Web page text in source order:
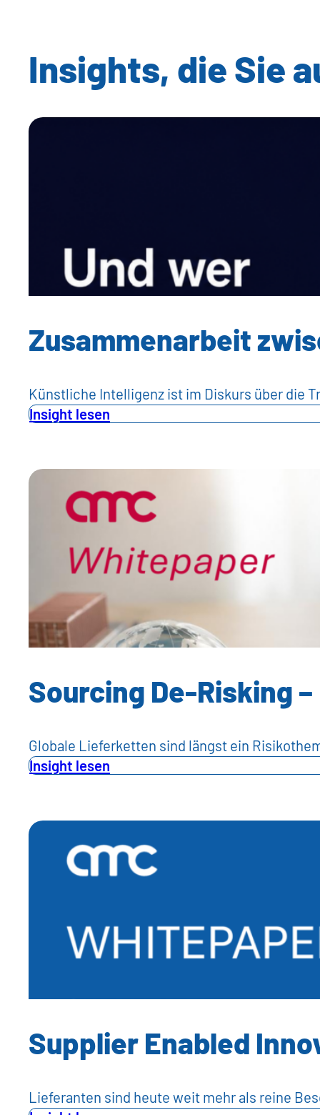
Insights, die Sie
Zusammenarbeit
Künstliche Intelligenz ist im Diskurs über die
Insight lesen
Sourcing De-Risking
Globale Lieferketten sind längst ein
Insight lesen
Supplier Enabled
Lieferanten sind heute weit mehr als reine